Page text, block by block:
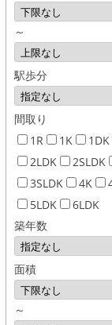
～
駅歩分
間取り
1R
1K 1DK
2LDK
2SLDK
3SLDK
4K
5LDK
6LDK
築年数
面積
～